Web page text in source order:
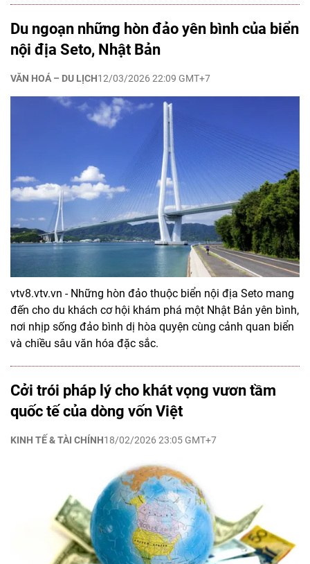
Du ngoạn những hòn đảo yên bình của biển
nội địa Seto, Nhật Bản
VĂN HOÁ – DU LỊCH12/03/2026 22:09 GMT+7
vtv8.vtv.vn - Những hòn đảo thuộc biển nội địa Seto mang
đến cho du khách cơ hội khám phá một Nhật Bản yên bình,
nơi nhịp sống đảo bình dị hòa quyện cùng cảnh quan biển
và chiều sâu văn hóa đặc sắc.
Cởi trói pháp lý cho khát vọng vươn tầm
quốc tế của dòng vốn Việt
KINH TẾ & TÀI CHÍNH18/02/2026 23:05 GMT+7